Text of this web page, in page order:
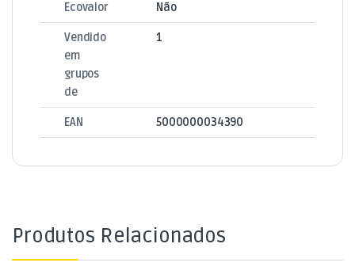
Ecovalor Não
Vendido
em
grupos
de
1
EAN 5000000034390
Produtos Relacionados